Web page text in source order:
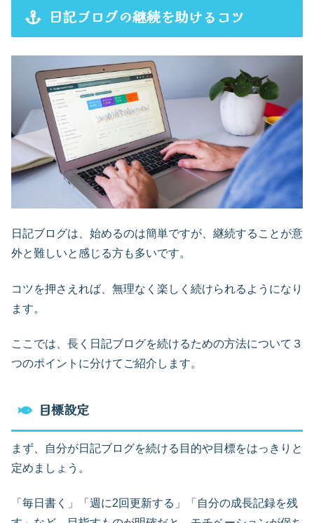
日記ブログの継続を助けるコツ
日記ブログは、始めるのは簡単ですが、継続することが意
外と難しいと感じる方も多いです。
コツを押さえれば、無理なく楽しく続けられるようになり
ます。
ここでは、長く日記ブログを続けるための方法について３
つのポイントに分けてご紹介します。
目標設定
まず、自分が日記ブログを続ける目的や目標をはっきりと
定めましょう。
「毎日書く」「週に2回更新する」「自分の成長記録を残